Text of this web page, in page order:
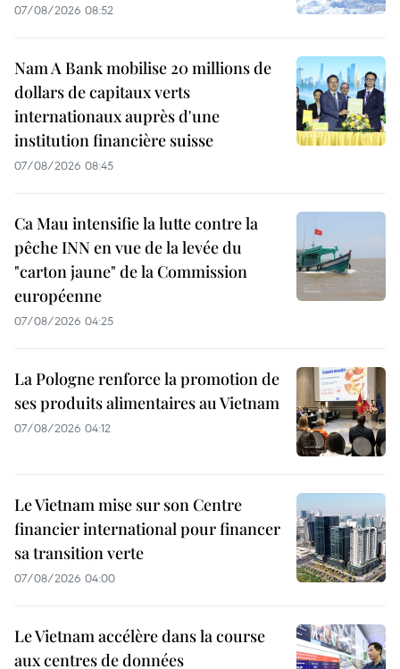
07/08/2026 08:52
Nam A Bank mobilise 20 millions de
dollars de capitaux verts
internationaux auprès d'une
institution financière suisse
07/08/2026 08:45
Ca Mau intensifie la lutte contre la
pêche INN en vue de la levée du
"carton jaune" de la Commission
européenne
07/08/2026 04:25
La Pologne renforce la promotion de
ses produits alimentaires au Vietnam
07/08/2026 04:12
Le Vietnam mise sur son Centre
financier international pour financer
sa transition verte
07/08/2026 04:00
Le Vietnam accélère dans la course
aux centres de données